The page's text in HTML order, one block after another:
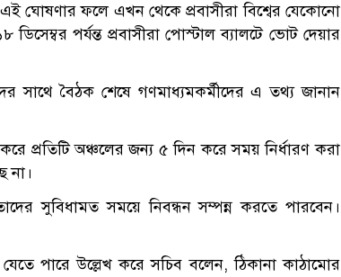
এই ঘোষণার ফলে এখন থেকে প্রবাসীরা বিশ্বের যেকোনো
পর্যন্ত প্রবাসীরা পোস্টাল ব্যালটে ভোট দেয়ার
সাথে বৈঠক শেষে গণমাধ্যমকর্মীদের এ তথ্য জানান
প্রতিটি অঞ্চলের জন্য ৫ দিন করে সময় নির্ধারণ করা
না।
সুবিধামত সময়ে নিবন্ধন সম্পন্ন করতে পারবেন।
পারে উল্লেখ করে সচিব বলেন, ঠিকানা কাঠামোর